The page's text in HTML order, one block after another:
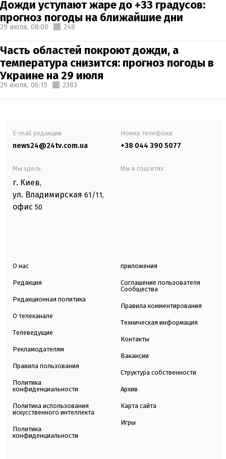
Дожди уступают жаре до +33 градусов:
прогноз погоды на ближайшие дни
29 июля, 08:00 248
Часть областей покроют дожди, а
температура снизится: прогноз погоды в
Украине на 29 июля
29 июля, 06:15 2383
E-mail редакции
news24@24tv.com.ua
Номер телефона:
+38 044 390 5077
Мы здесь:
г. Киев,
ул. Владимирская 61/11,
офис 50
Мы в соцсетях:
О нас
Редакция
Редакционная политика
О телеканале
Телеведущие
Рекламодателям
Правила пользования
Политика
конфиденциальности
Политика использования
искусственного интеллекта
Политика
конфиденциальности
приложения
Соглашение пользователя
Сообщества
Правила комментирования
Техническая информация
Контакты
Вакансии
Структура собственности
Архив
Карта сайта
Игры